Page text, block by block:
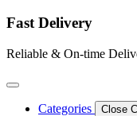
Fast Delivery
Reliable & On-time
Categories Close